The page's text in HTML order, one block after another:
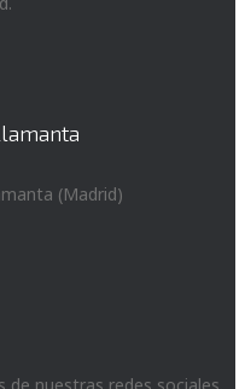
(Madrid)